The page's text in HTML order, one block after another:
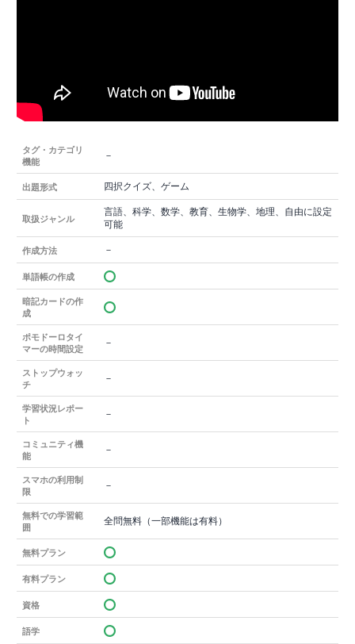
タグ・カテゴリ
機能
－
出題形式 四択クイズ、ゲーム
取扱ジャンル
言語、科学、数学、教育、生物学、地理、自由に設定
可能
作成方法 －
単語帳の作成
暗記カードの作
成
ポモドーロタイ
マーの時間設定
－
ストップウォッ
チ
－
学習状況レポー
ト
－
コミュニティ機
能
－
スマホの利用制
限
－
無料での学習範
囲
全問無料（一部機能は有料）
無料プラン
有料プラン
資格
語学